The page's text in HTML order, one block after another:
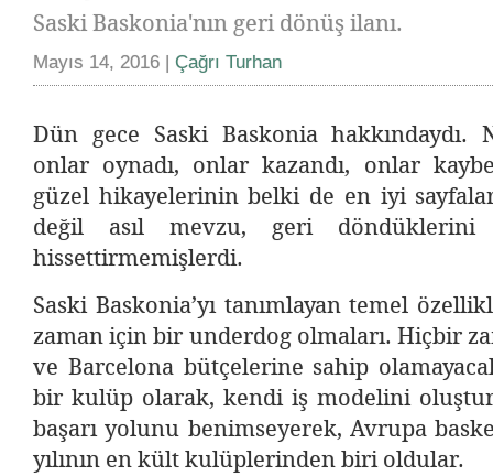
Saski Baskonia'nın geri dönüş ilanı.
Mayıs 14, 2016 | Çağrı Turhan
Dün gece Saski Baskonia hakkındaydı.
onlar oynadı, onlar kazandı, onlar
güzel hikayelerinin belki de en iyi
değil asıl mevzu, geri
hissettirmemişlerdi.
Saski Baskonia’yı tanımlayan temel
zaman için bir underdog olmaları. Hiçbir
ve Barcelona bütçelerine sahip
bir kulüp olarak, kendi iş modelini
başarı yolunu benimseyerek, Avrupa
yılının en kült kulüplerinden biri oldular.